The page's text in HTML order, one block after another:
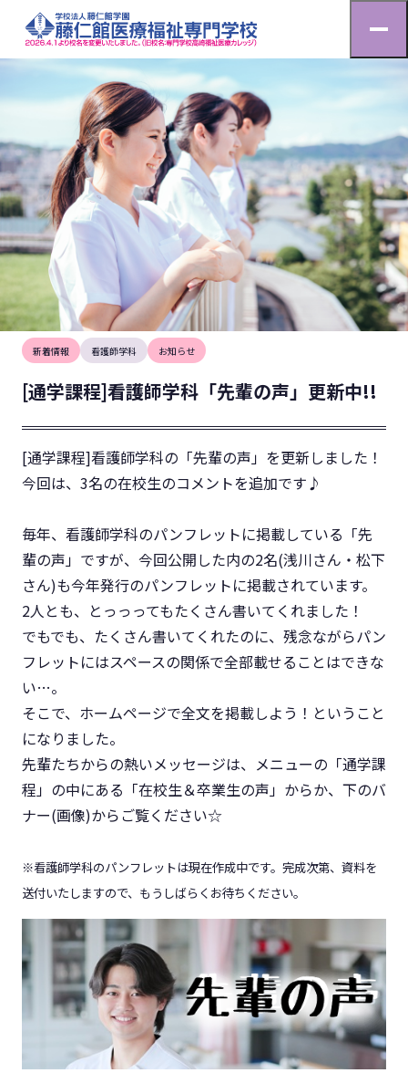
お知らせ
HOME お知らせ [通学課程]看護師学科「先輩の声」更新中!!
2026.5.23
新着情報 看護師学科 お知らせ
[通学課程]看護師学科「先輩の声」更新中!!
[通学課程]看護師学科の「先輩の声」を更新しました！
今回は、3名の在校生のコメントを追加です♪
毎年、看護師学科のパンフレットに掲載している「先
輩の声」ですが、今回公開した内の2名(浅川さん・松下
さん)も今年発行のパンフレットに掲載されています。
2人とも、とっっってもたくさん書いてくれました！
でもでも、たくさん書いてくれたのに、残念ながらパン
フレットにはスペースの関係で全部載せることはできな
い…。
そこで、ホームページで全文を掲載しよう！ということ
になりました。
先輩たちからの熱いメッセージは、メニューの「通学課
程」の中にある「在校生＆卒業生の声」からか、下のバ
ナー(画像)からご覧ください☆
※看護師学科のパンフレットは現在作成中です。完成次第、資料を
送付いたしますので、もうしばらくお待ちください。